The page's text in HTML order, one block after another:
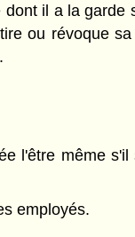
il a la garde
ou révoque
l'être même
employés.